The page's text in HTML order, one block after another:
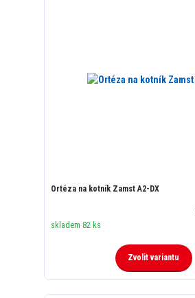
Ortéza na kotník Zamst A2-DX
skladem 82 ks
Zvolit variantu